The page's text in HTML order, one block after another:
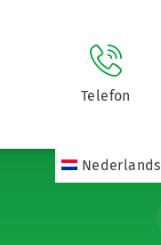
Telefon
Nederlands